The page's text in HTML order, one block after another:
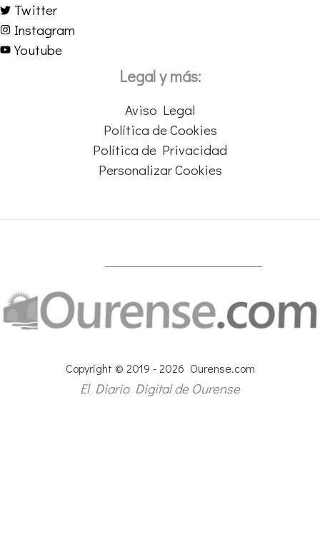
Twitter
Instagram
Youtube
Legal y más:
Aviso Legal
Política de Cookies
Política de Privacidad
Personalizar Cookies
Copyright © 2019 - 2026 Ourense.com
El Diario Digital de Ourense